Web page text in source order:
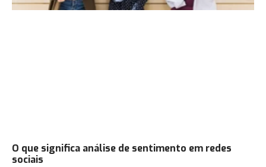
O que significa análise de sentimento em redes
sociais